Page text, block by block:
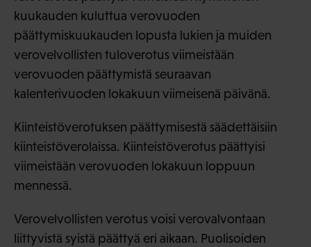
kuukauden kuluttua verovuoden
päättymiskuukauden lopusta lukien ja muiden
verovelvollisten tuloverotus viimeistään
verovuoden päättymistä seuraavan
kalenterivuoden lokakuun viimeisenä päivänä.
Kiinteistöverotuksen päättymisestä säädettäisiin
kiinteistöverolaissa. Kiinteistöverotus päättyisi
viimeistään verovuoden lokakuun loppuun
mennessä.
Verovelvollisten verotus voisi verovalvontaan
liittyvistä syistä päättyä eri aikaan. Puolisoiden